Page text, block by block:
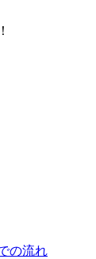
の流れ